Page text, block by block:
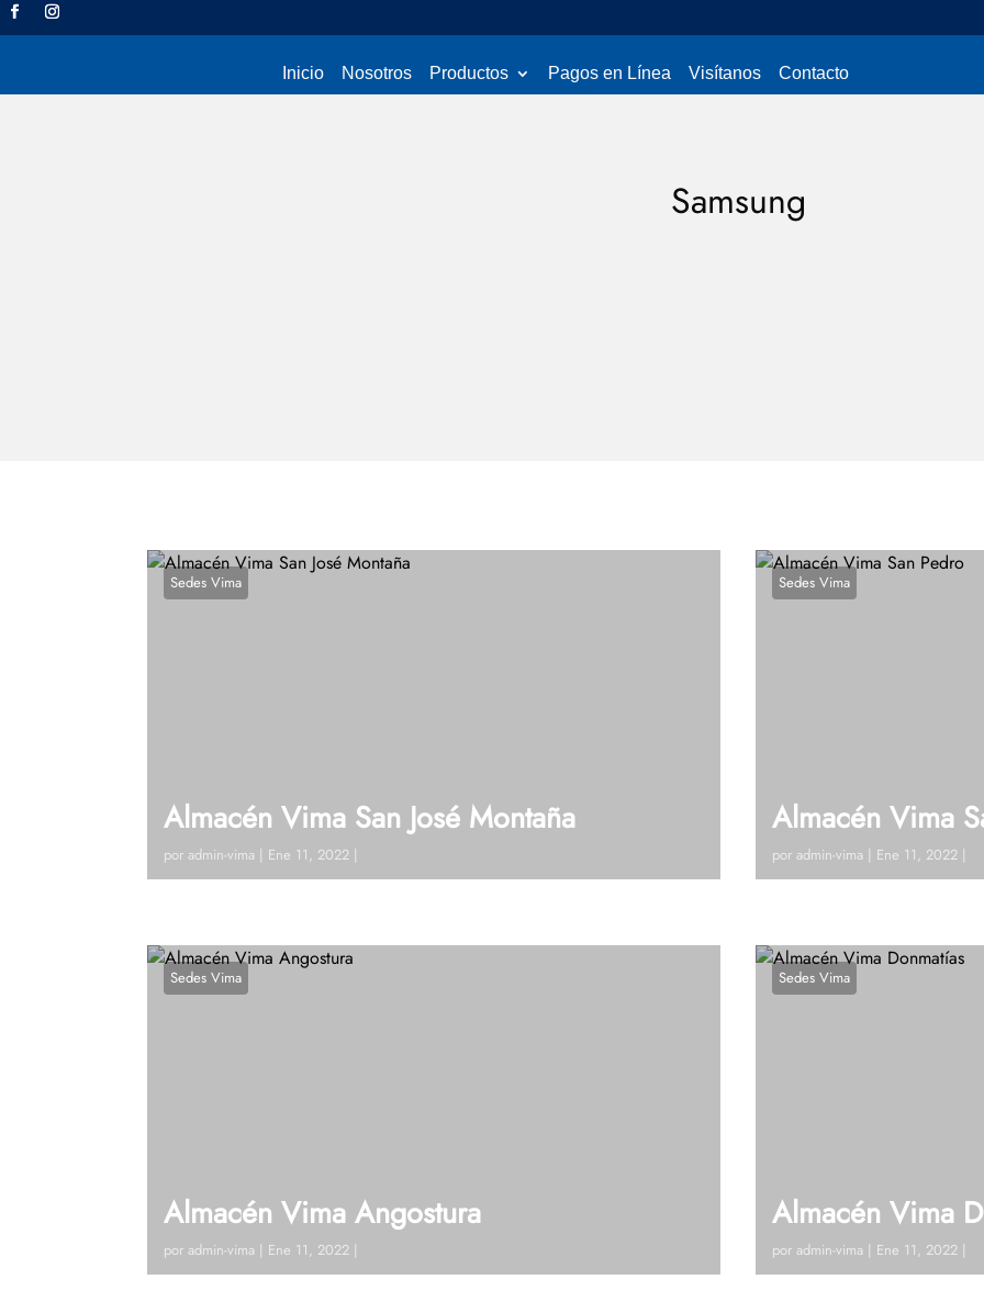
Inicio Nosotros Productos Pagos en Línea Visítanos Contacto
Samsung
Sedes Vima
Almacén Vima San José Montaña
poradmin-vima | Ene 11, 2022 |
42 19 Ext 122Ver en google maps¿Tienes dudas?, Hablemos
Sedes Vima
Almacén Vima
poradmin-vima | Ene 11, 2022 |
448 42 19 Ext 108 –
Hablemos
Sedes Vima
Almacén Vima Angostura
poradmin-vima | Ene 11, 2022 |
Sedes Vima
Almacén Vima
poradmin-vima | Ene 11, 2022 |